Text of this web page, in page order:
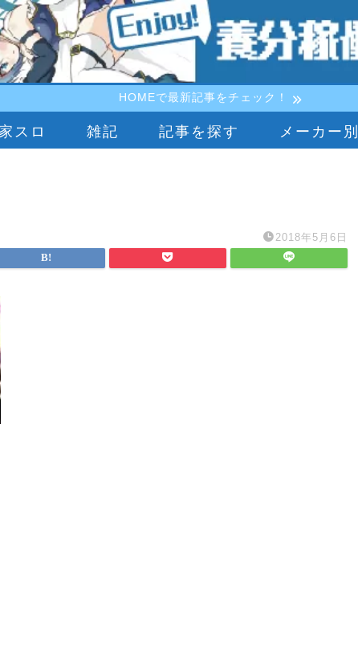
HOMEで最新記事をチェック！
家スロ 雑記 記事を探す メーカー別
2018年5月6日